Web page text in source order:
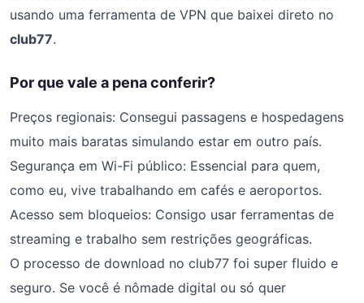
usando uma ferramenta de VPN que baixei direto no
club77.
Por que vale a pena conferir?
Preços regionais: Consegui passagens e hospedagens
muito mais baratas simulando estar em outro país.
Segurança em Wi-Fi público: Essencial para quem,
como eu, vive trabalhando em cafés e aeroportos.
Acesso sem bloqueios: Consigo usar ferramentas de
streaming e trabalho sem restrições geográficas.
O processo de download no club77 foi super fluido e
seguro. Se você é nômade digital ou só quer